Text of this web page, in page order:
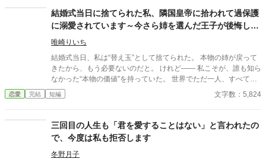
結婚式当日に捨てられた私、隣国皇帝に拾われて過保護
に溺愛されています～今さら姉を選んだ王子が後悔して
も手遅れです～
唯崎りいち
結婚式当日、私は“替え玉”として捨てられた。 本物の姉が戻って
きたから、もう必要ないのだと。 けれど—— 私こそが、誰も知ら
なかった“本物の価値”を持っていた。 世界でただ一人、すべてを
癒す力。 そして、その価値を知るただ一人の人が、皇帝となって
私を迎えに来る。 これは、すべてを失った少女が、本当に必要と
恋愛 完結 短編 文字数：5,824
三回目の人生も「君を愛することはない」と言われたの
で、今度は私も拒否します
冬野月子